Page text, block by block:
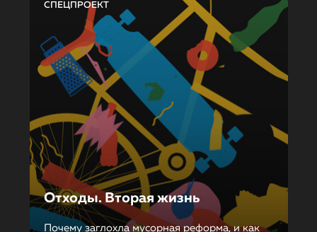
СПЕЦПРОЕКТ
Отходы. Вторая жизнь
Почему заглохла мусорная реформа, и как